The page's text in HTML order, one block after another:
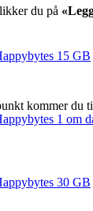
15 GB
1 om
30 GB
du på
kommer du